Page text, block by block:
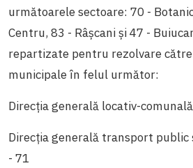
următoarele sectoare: 70 -
Centru, 83 - Râșcani și 47 -
repartizate pentru rezolvare
municipale în felul următor:
Direcția generală locativ-
Direcția generală transport public
- 71